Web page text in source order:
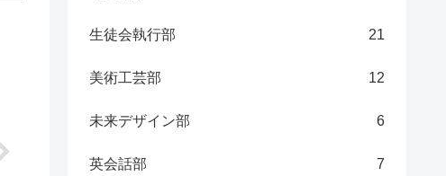
生徒会執行部 21
美術工芸部 12
未来デザイン部 6
英会話部 7